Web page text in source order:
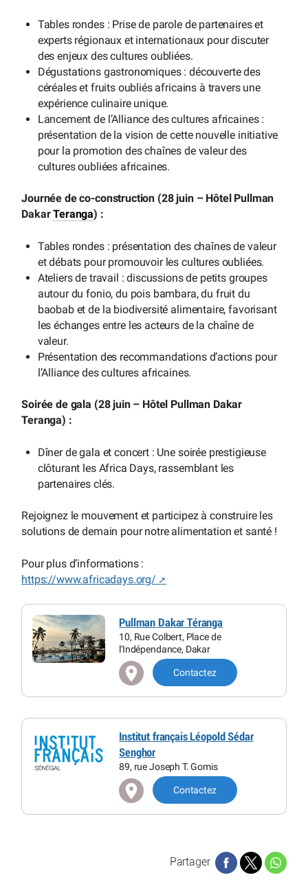
Tables rondes : Prise de parole de partenaires et
experts régionaux et internationaux pour discuter
des enjeux des cultures oubliées.
Dégustations gastronomiques : découverte des
céréales et fruits oubliés africains à travers une
expérience culinaire unique.
Lancement de l’Alliance des cultures africaines :
présentation de la vision de cette nouvelle initiative
pour la promotion des chaînes de valeur des
cultures oubliées africaines.
Journée de co-construction (28 juin – Hôtel Pullman
DakarTeranga) :
Tables rondes : présentation des chaînes de valeur
et débats pour promouvoir les cultures oubliées.
Ateliers de travail : discussions de petits groupes
autour du fonio, du pois bambara, du fruit du
baobab et de la biodiversité alimentaire, favorisant
les échanges entre les acteurs de la chaîne de
valeur.
Présentation des recommandations d’actions pour
l’Alliance des cultures africaines.
Soirée de gala (28 juin – Hôtel Pullman Dakar
Teranga) :
Dîner de gala et concert : Une soirée prestigieuse
clôturant les Africa Days, rassemblant les
partenaires clés.
Rejoignez le mouvement et participez à construire les
solutions de demain pour notre alimentation et santé !
Pour plus d’informations :
https://www.africadays.org/
Pullman Dakar Téranga
10, Rue Colbert, Place de
l'Indépendance, Dakar
Contactez
Institut français Léopold Sédar
Senghor
89, rue Joseph T. Gomis
Contactez
Partager